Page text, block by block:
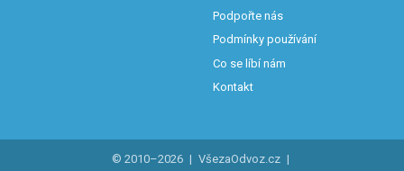
Podpořte nás
Podmínky používání
Co se líbí nám
Kontakt
© 2010–2026 | VšezaOdvoz.cz |